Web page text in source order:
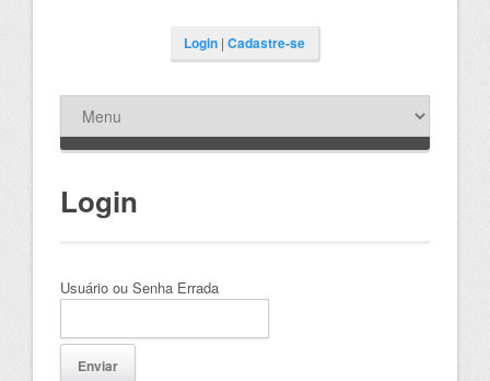
Login| Cadastre-se
Login
Usuário ou Senha Errada